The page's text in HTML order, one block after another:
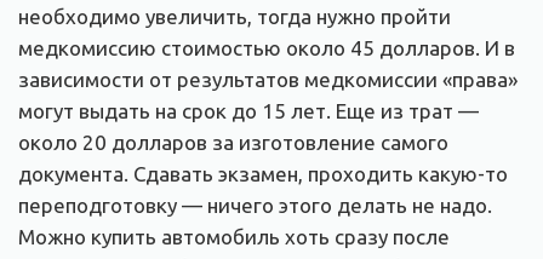
необходимо увеличить, тогда нужно пройти
медкомиссию стоимостью около 45 долларов. И в
зависимости от результатов медкомиссии «права»
могут выдать на срок до 15 лет. Еще из трат —
около 20 долларов за изготовление самого
документа. Сдавать экзамен, проходить какую-то
переподготовку — ничего этого делать не надо.
Можно купить автомобиль хоть сразу после